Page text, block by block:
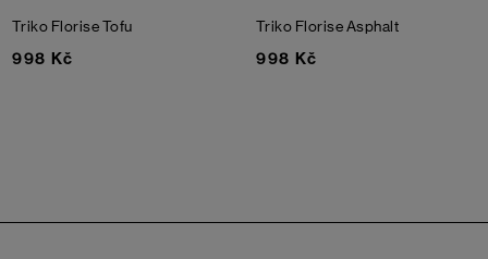
Triko FloriseTofu
998 Kč
Triko FloriseAsphalt
998 Kč